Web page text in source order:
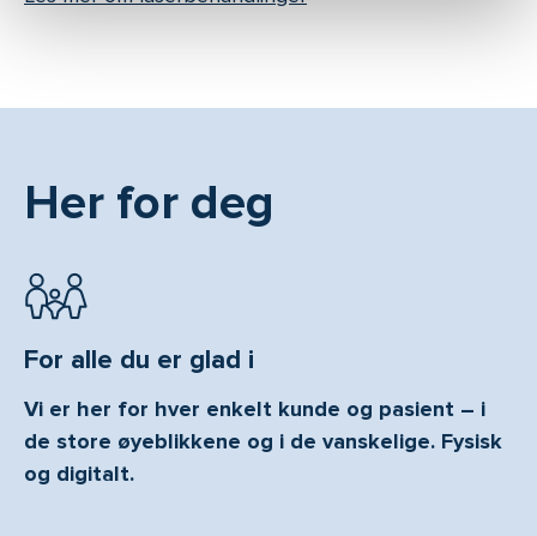
Her for deg
For alle du er glad i
Vi er her for hver enkelt kunde og pasient – i
de store øyeblikkene og i de vanskelige. Fysisk
og digitalt.